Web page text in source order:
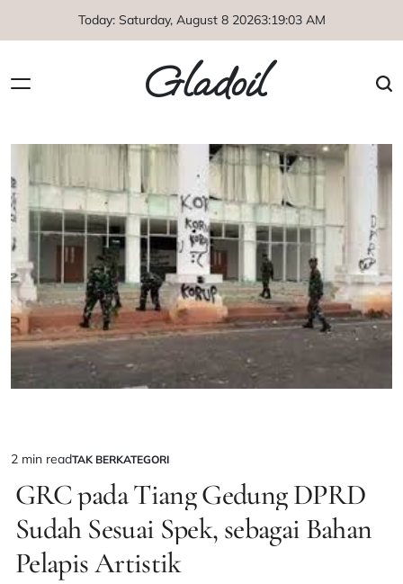
Today: Saturday, August 8 20263:19:03 AM
Gladoil
Estimated
read
time
2 min readPOSTED
TAK BERKATEGORI
GRC pada Tiang Gedung DPRD
Sudah Sesuai Spek, sebagai Bahan
Pelapis Artistik